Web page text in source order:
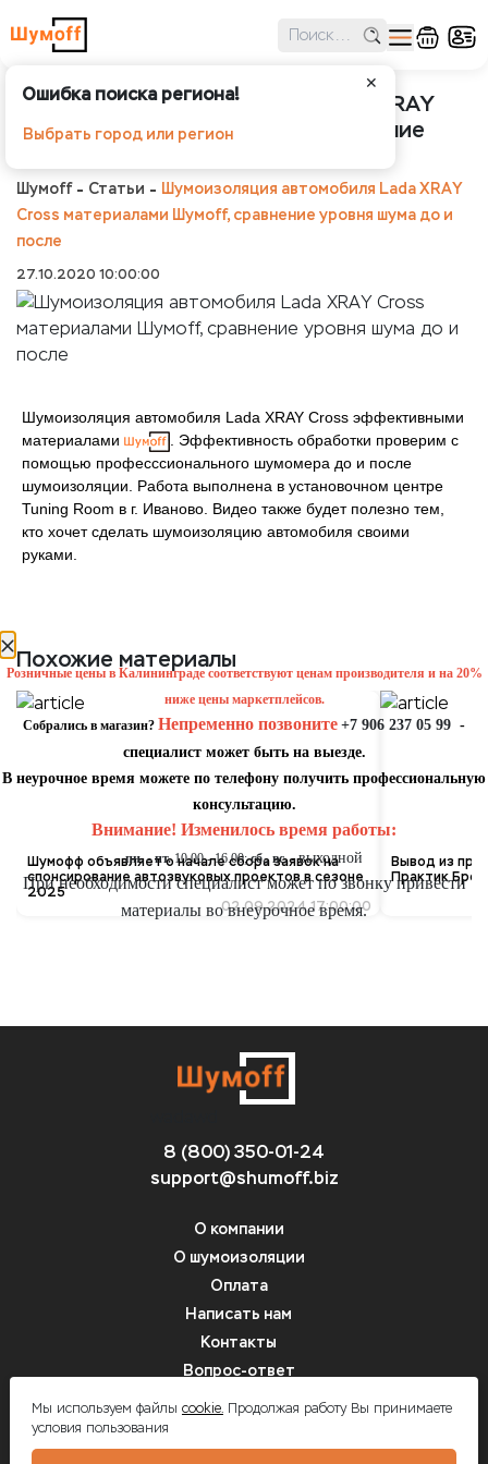
✕
Ошибка поиска региона!
Выбрать город или регион
Шумоизоляция автомобиля Lada XRAY
Cross материалами Шумoff, сравнение
Шумоff Статьи
Шумоизоляция автомобиля Lada XRAY
Cross материалами Шумoff, сравнение уровня шума до и
после
27.10.2020 10:00:00
Шумоизоляция автомобиля Lada XRAY Cross эффективными
материалами
. Эффективность обработки проверим с
помощью професссионального шумомера до и после
шумоизоляции. Работа выполнена в установочном центре
Tuning Room в г. Иваново. Видео также будет полезно тем,
кто хочет сделать шумоизоляцию автомобиля своими
руками.
Похожие материалы
Шумофф объявляет о начале сбора заявок на
спонсирование автозвуковых проектов в сезоне
2025
02.09.2024 17:00:00
Вывод из
Практик
8 (800) 350-01-24
support@shumoff.biz
О компании
О шумоизоляции
Оплата
Написать нам
Контакты
Вопрос-ответ
цвфв
Шумоff - шумоизоляция автомобилей
Мы используем файлы cookie.Продолжая работу Вы принимаете
условия пользования
Розничные цены в Калининграде соответствуют ценам производителя и на 20%
ниже цены маркетплейсов.
Собрались в магазин? Непременно позвоните +7 906 237 05 99 -
специалист может быть на выезде.
В неурочное время можете по телефону получить профессиональную
консультацию.
Внимание! Изменилось время работы:
пн. - пт.10.00 - 16.00;сб., вс. -выходной
При необходимости специалист может по звонку привести
материалы во внеурочное время.